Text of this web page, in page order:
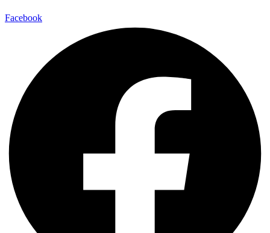
Facebook